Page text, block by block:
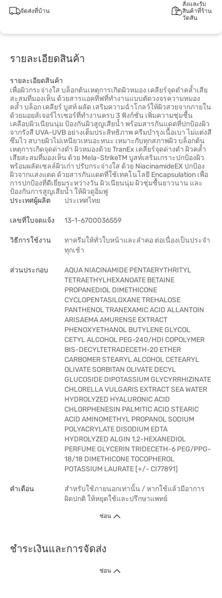
จัดส่งที่บ้าน
สั่งและรับ
สินค้าที่ร้าน
วัตสัน
รายละเอียดสินค้า
รายละเอียดสินค้า
เพื่อผิวกระจ่างใส บล็อกต้นเหตุการเกิดผิวหมอง เคลียร์จุดดำคล้ำเสีย
สะสมที่มองเห็น ด้วยสารแอคทีฟที่ทำงานแบบตัดวงจรความหมอง
คล้ำ บล็อก เคลียร์ บูสท์ ผลัด เสริมความฉ่ำโกลว์ให้ผิวสวยจากภายใน
ด้วยมอยส์เจอร์ไรเซอร์ที่ทำงานครบ 3 ฟังก์ชั่น เพิ่มความชุ่มชื้น
เคลือบผิวเนียนนุ่ม ป้องกันผิวสูญเสียน้ำ พร้อมสารกันแดดที่ปกป้องผิว
จากรังสี UVA-UVB อย่างเต็มประสิทธิภาพ ครีมบำรุงเนื้อเบา ไม่แต่งสี
ซึมไว สบายผิวไม่เหนียวเหนอะหนะ เหมาะกับทุกสภาพผิว บล็อกต้น
เหตุการเกิดจุดด่างดำ ผิวหมองด้วย TranEx เคลียร์จุดด่างดำ ผิวคล้ำ
เสียสะสมที่มองเห็น ด้วย Mela-StrikeTM บูสท์เสริมเกราะปกป้องผิว
พร้อมผลัดเซลล์ผิวเก่า ปรับกระจ่างใส ด้วย NiacinamideEX ปกป้อง
ผิวจากแสงแดด ด้วยสารกันแดดที่ใช้เทคโนโลยี Encapsulation เพื่อ
การปกป้องที่ดีเยี่ยมระหว่างวัน ผิวเนียนนุ่ม ผิวชุ่มชื้นยาวนาน และ
ป้องกันการสูญเสียน้ำ ให้ผิวดูอิ่มฟู
ประเทศผู้ผลิต
ประเทศไทย
เลขที่ใบจดแจ้ง 13-1-6700036559
วิธีการใช้งาน
ทาครีมให้ทั่วใบหน้าและลำคอ ต่อเนื่องเป็นประจำ
ทุกเช้า
ส่วนประกอบ
AQUA NIACINAMIDE PENTAERYTHRITYL
TETRAETHYLHEXANOATE BETAINE
PROPANEDIOL DIMETHICONE
CYCLOPENTASILOXANE TREHALOSE
PANTHENOL TRANEXAMIC ACID ALLANTOIN
ARISAEMA AMURENSE EXTRACT
PHENOXYETHANOL BUTYLENE GLYCOL
CETYL ALCOHOL PEG-240/HDI COPOLYMER
BIS-DECYLTETRADECETH-20 ETHER
CARBOMER STEARYL ALCOHOL CETEARYL
OLIVATE SORBITAN OLIVATE DECYL
GLUCOSIDE DIPOTASSIUM GLYCYRRHIZINATE
CHLORELLA VULGARIS EXTRACT SEA WATER
HYDROLYZED HYALURONIC ACID
CHLORPHENESIN PALMITIC ACID STEARIC
ACID AMINOMETHYL PROPANOL SODIUM
POLYACRYLATE DISODIUM EDTA
HYDROLYZED ALGIN 1,2-HEXANEDIOL
PERFUME GLYCERIN TRIDECETH-6 PEG/PPG-
18/18 DIMETHICONE TOCOPHEROL
POTASSIUM LAURATE [+/- CI77891]
คำเตือน
สำหรับใช้ภายนอกเท่านั้น / หากใช้แล้วมีอาการ
ผิดปกติ ให้หยุดใช้และปรึกษาแพทย์
ซ่อน
ชำระเงินและการจัดส่ง
ซ่อน